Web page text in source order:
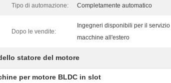
Tipo di automazione: Completamente automatico
Dopo le vendite:
Ingegneri disponibili per il servizio
macchine all'estero
statore del motore
per motore BLDC in slot